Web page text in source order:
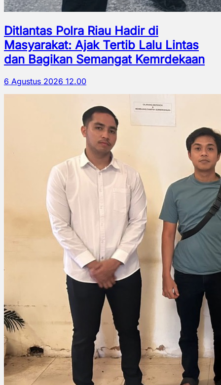
Ditlantas Polra Riau Hadir di
Masyarakat: Ajak Tertib Lalu Lintas
dan Bagikan Semangat Kemrdekaan
6 Agustus 2026 12.00